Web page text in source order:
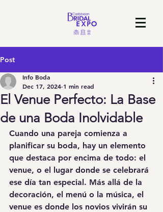
Post
El Venue Perfecto: La Base
de una Boda Inolvidable
Info Boda
Dec 17, 2024 1 min read
Cuando una pareja comienza a
planificar su boda, hay un elemento
que destaca por encima de todo: el
venue, o el lugar donde se celebrará
ese día tan especial. Más allá de la
decoración, el menú o la música, el
venue es donde los novios vivirán su